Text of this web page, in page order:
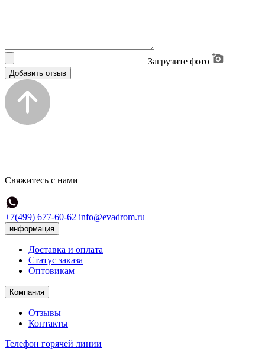
Загрузите фото
Добавить отзыв
Свяжитесь с нами
+7(499) 677-60-62 info@evadrom.ru
информация
Доставка и оплата
Статус заказа
Оптовикам
Компания
Отзывы
Контакты
Телефон горячей линии